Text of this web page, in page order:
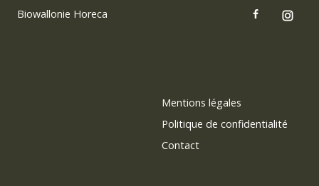
Biowallonie Horeca
Mentions légales
Politique de confidentialité
Contact